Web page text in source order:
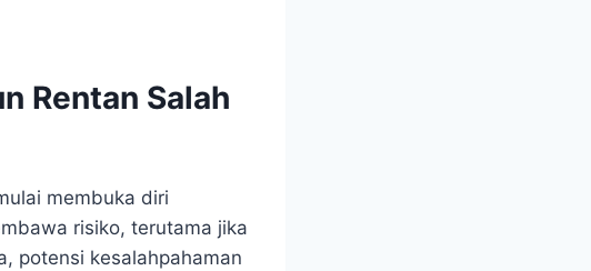
Rentan Salah
membuka diri
risiko, terutama jika
potensi kesalahpahaman